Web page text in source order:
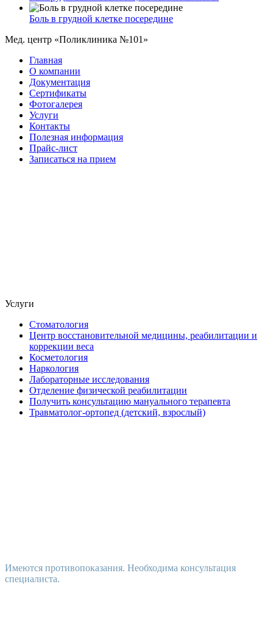
Боль в грудной клетке посередине
Мед. центр «Поликлиника №101»
Главная
О компании
Документация
Сертификаты
Фотогалерея
Услуги
Контакты
Полезная информация
Прайс-лист
Записаться на прием
Услуги
Стоматология
Центр восстановительной медицины, реабилитации и
коррекции веса
Косметология
Наркология
Лабораторные исследования
Отделение физической реабилитации
Получить консультацию мануального терапевта
Травматолог-ортопед (детский, взрослый)
Имеются противопоказания. Необходима консультация
специалиста.